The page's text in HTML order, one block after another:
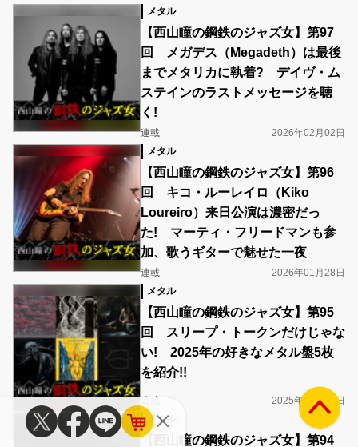
メタル
【西山瞳の鋼鉄のジャズ女】第97
回 メガデス（Megadeth）は最後
までメタリカに執着? デイヴ・ム
ステインのラストメッセージを聴
く!
連載
2026年02月02日
メタル
【西山瞳の鋼鉄のジャズ女】第96
回 キコ・ルーレイロ（Kiko
Loureiro）来日公演は濃密だっ
た! マーティ・フリードマンも参
加、歌うギターで魅せた一夜
連載
2026年01月28日
メタル
【西山瞳の鋼鉄のジャズ女】第95
回 スリープ・トークンだけじゃな
い! 2025年の好きなメタル盤5枚
を紹介!!
連載
2025年12月15日
メタル
【西山瞳の鋼鉄のジャズ女】第94